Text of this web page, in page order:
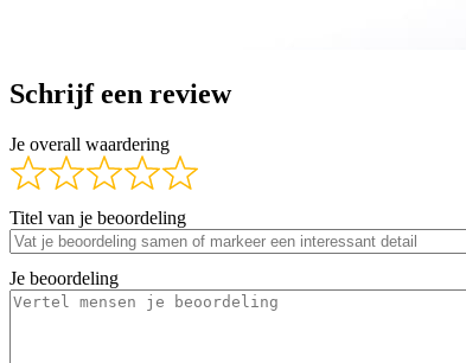
Schrijf een review
Je overall waardering
Titel van je beoordeling
Je beoordeling